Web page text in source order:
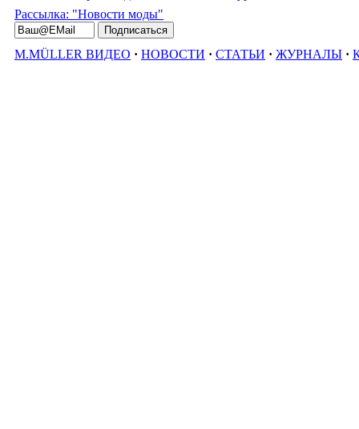
Рассылка: "Новости моды"
M.MÜLLER ВИДЕО · НОВОСТИ · СТАТЬИ · ЖУРНАЛЫ ·